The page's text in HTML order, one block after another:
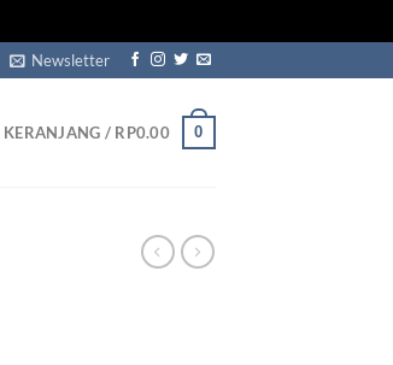
Newsletter
KERANJANG / RP0.00 0